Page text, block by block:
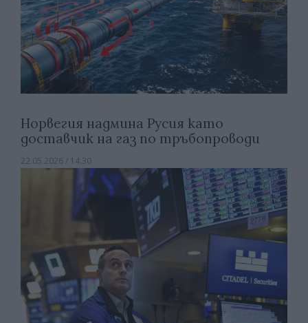
Норвегия надмина Русия като
доставчик на газ по тръбопроводи
22.05.2026 / 14:30